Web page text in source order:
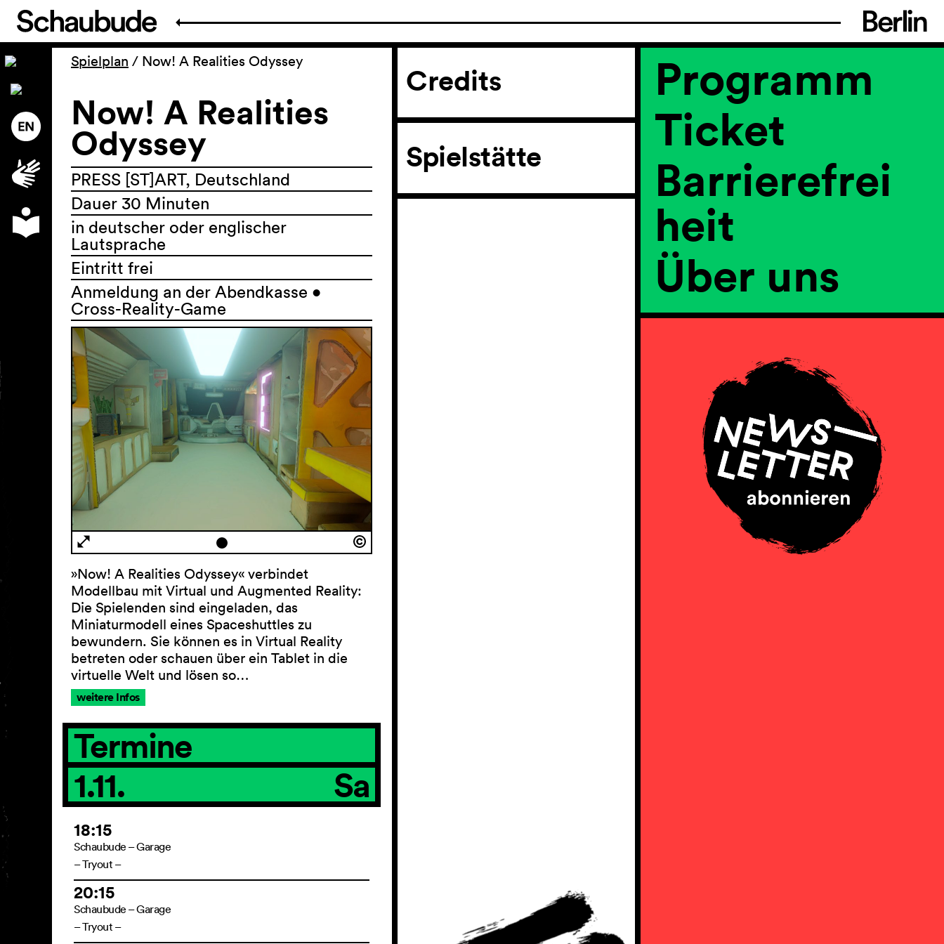
Programm
Ticket
Barrierefrei
heit
Über uns
Spielplan / Now! A Realities Odyssey
Now! A Realities
Odyssey
PRESS [ST]ART, Deutschland
Dauer 30 Minuten
in deutscher oder englischer
Lautsprache
Eintritt frei
Anmeldung an der Abendkasse •
Cross-Reality-Game
»Now! A Realities Odyssey« verbindet
Modellbau mit Virtual und Augmented Reality:
Die Spielenden sind eingeladen, das
Miniaturmodell eines Spaceshuttles zu
bewundern. Sie können es in Virtual Reality
betreten oder schauen über ein Tablet in die
virtuelle Welt und lösen so…
weitere Infos
Termine
1.11.
Sa
18:15
Schaubude – Garage
– Tryout –
20:15
Schaubude – Garage
– Tryout –
Credits
Spielstätte